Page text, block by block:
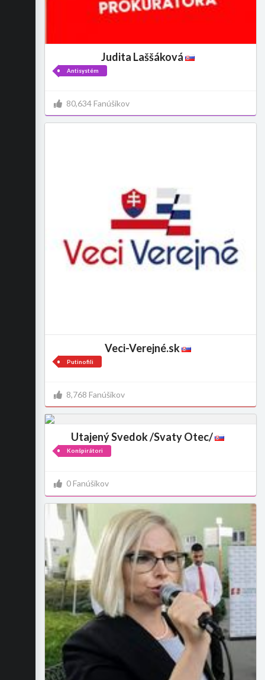
Judita Laššáková
Antisystém
80,634 Fanúšikov
Veci-Verejné.sk
Putinofili
8,768 Fanúšikov
Utajený Svedok /Svaty Otec/
Konšpirátori
0 Fanúšikov